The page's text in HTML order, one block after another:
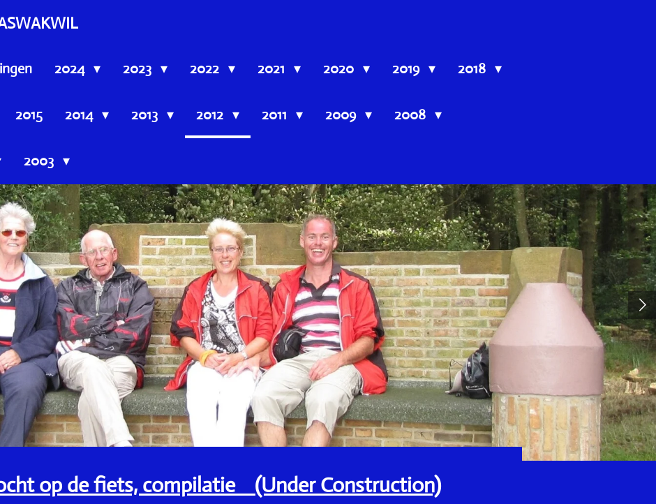
2024 2023 2022 2021 2020 2019 2018
2015 2014 2013 2012 2011 2009 2008
2003
op de fiets, compilatie (Under Construction)